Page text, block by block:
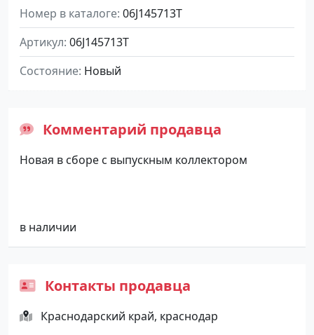
Номер в каталоге 06J145713T
Артикул 06J145713T
Состояние Новый
Комментарий продавца
Новая в сборе с выпускным коллектором
в наличии
Контакты продавца
Краснодарский край, краснодар